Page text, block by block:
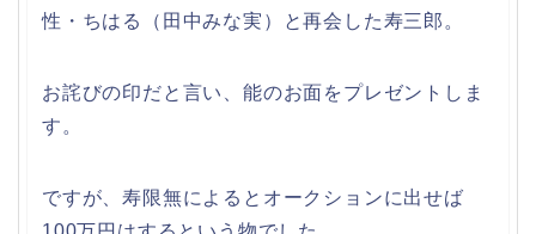
性・ちはる（田中みな実）と再会した寿三郎。
お詫びの印だと言い、能のお面をプレゼントしま
す。
ですが、寿限無によるとオークションに出せば